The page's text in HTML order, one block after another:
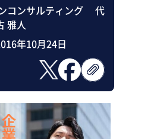
コンサルティング 代
雅人
年10月24日